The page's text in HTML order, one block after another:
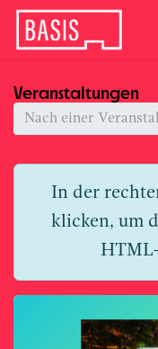
Zum Inhalt springen
Veranstaltungen
In der
klicken, um